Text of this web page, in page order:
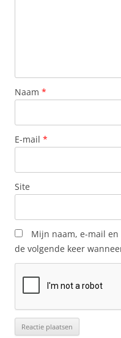
Naam *
E-mail *
Site
Mijn naam, e-mail
de volgende keer